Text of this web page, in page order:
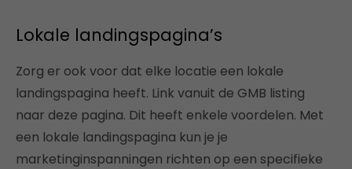
Lokale landingspagina’s
Zorg er ook voor dat elke locatie een lokale
landingspagina heeft. Link vanuit de GMB listing
naar deze pagina. Dit heeft enkele voordelen. Met
een lokale landingspagina kun je je
marketinginspanningen richten op een specifieke